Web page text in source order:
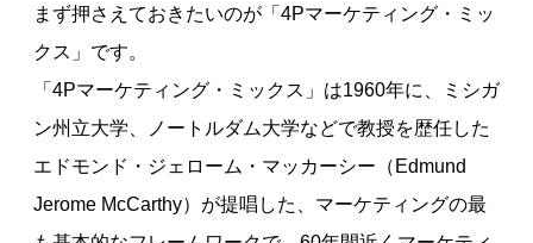
まず押さえておきたいのが「4Pマーケティング・ミッ
クス」です。
「4Pマーケティング・ミックス」は1960年に、ミシガ
ン州立大学、ノートルダム大学などで教授を歴任した
エドモンド・ジェローム・マッカーシー（Edmund
Jerome McCarthy）が提唱した、マーケティングの最